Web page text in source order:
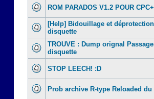
ROM PARADOS V1.2 POUR
[Help] Bidouillage et
disquette
TROUVE : Dump orignal
disquette
STOP LEECH! :D
Prob archive R-type Reloaded du